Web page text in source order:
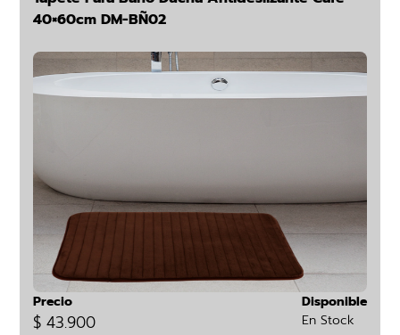
40×60cm DM-BÑ02
Precio
$ 43.900
Disponible
En Stock